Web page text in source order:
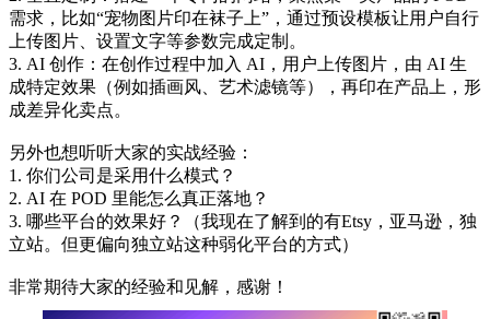
需求，比如“宠物图片印在袜子上”，通过预设模板让用户自行
上传图片、设置文字等参数完成定制。
3. AI 创作：在创作过程中加入 AI，用户上传图片，由 AI 生
成特定效果（例如插画风、艺术滤镜等），再印在产品上，形
成差异化卖点。
另外也想听听大家的实战经验：
1. 你们公司是采用什么模式？
2. AI 在 POD 里能怎么真正落地？
3. 哪些平台的效果好？（我现在了解到的有Etsy，亚马逊，独
立站。但更偏向独立站这种弱化平台的方式）
非常期待大家的经验和见解，感谢！